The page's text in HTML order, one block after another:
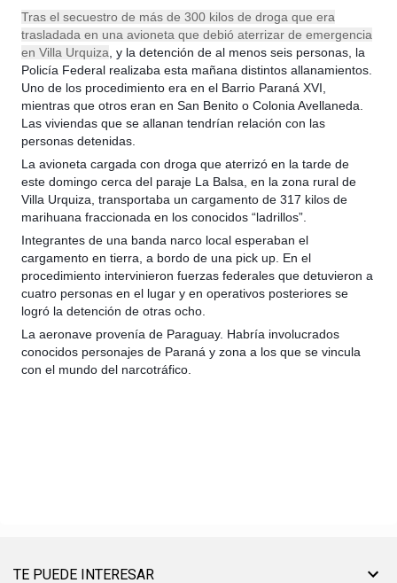
Tras el secuestro de más de 300 kilos de droga que era
trasladada en una avioneta que debió aterrizar de emergencia
en Villa Urquiza , y la detención de al menos seis personas, la
Policía Federal realizaba esta mañana distintos allanamientos.
Uno de los procedimiento era en el Barrio Paraná XVI,
mientras que otros eran en San Benito o Colonia Avellaneda.
Las viviendas que se allanan tendrían relación con las
personas detenidas.
La avioneta cargada con droga que aterrizó en la tarde de
este domingo cerca del paraje La Balsa, en la zona rural de
Villa Urquiza, transportaba un cargamento de 317 kilos de
marihuana fraccionada en los conocidos “ladrillos”.
Integrantes de una banda narco local esperaban el
cargamento en tierra, a bordo de una pick up. En el
procedimiento intervinieron fuerzas federales que detuvieron a
cuatro personas en el lugar y en operativos posteriores se
logró la detención de otras ocho.
La aeronave provenía de Paraguay. Habría involucrados
conocidos personajes de Paraná y zona a los que se vincula
con el mundo del narcotráfico.
TE PUEDE INTERESAR